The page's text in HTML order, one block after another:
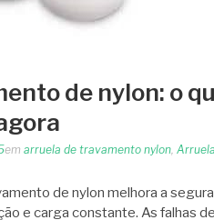
de nylon: o
em arruela de travamento nylon,
de nylon melhora a
e carga constante. As falhas